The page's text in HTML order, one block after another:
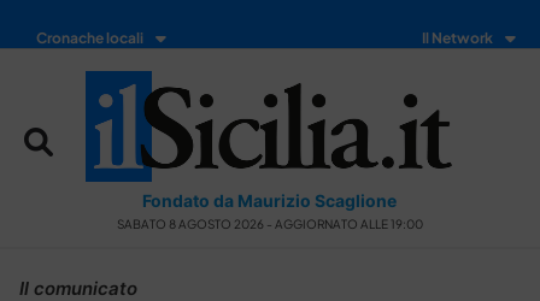
Cronache locali Il Network
Fondato da Maurizio Scaglione
SABATO 8 AGOSTO 2026 - AGGIORNATO ALLE 19:00
Il comunicato